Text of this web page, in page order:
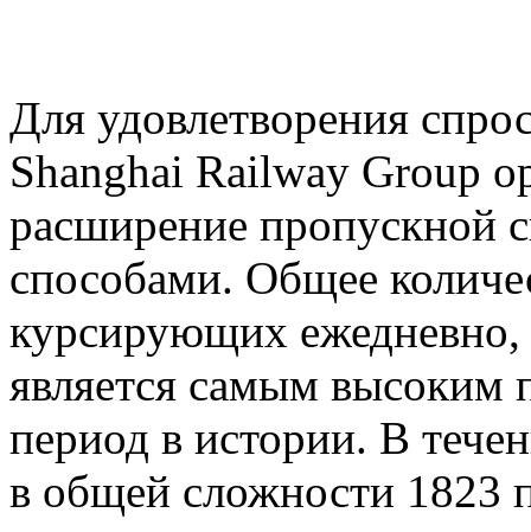
Для удовлетворения
Shanghai Railway Group
расширение пропускной
способами. Общее
курсирующих ежедневно,
является самым высоким
период в истории. В
в общей сложности 1823